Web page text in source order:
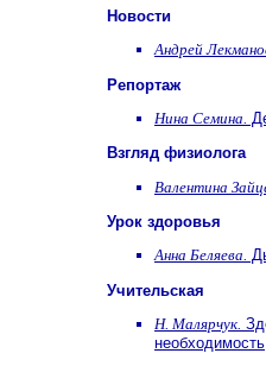
Новости
Андрей
Репортаж
Нина Семина.
Взгляд физиолога
Валентина
Урок здоровья
Анна Беляева.
Учительская
Н. Малярчук.
необходимость